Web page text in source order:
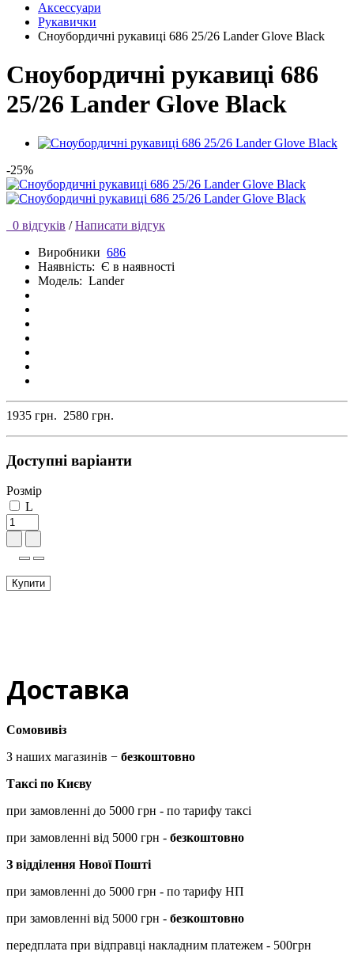
Аксессуари
Рукавички
Сноубордичні рукавиці 686 25/26 Lander Glove Black
Сноубордичні рукавиці 686
25/26 Lander Glove Black
-25%
0 відгуків / Написати відгук
Виробники 686
Наявність: Є в наявності
Модель: Lander
1935 грн. 2580 грн.
Доступні варіанти
Розмір
L
Купити
Доставка
Сомовивіз
З наших магазинів − безкоштовно
Таксі по Києву
при замовленні до 5000 грн - по тарифу таксі
при замовленні від 5000 грн - безкоштовно
З відділення Нової Пошті
при замовленні до 5000 грн - по тарифу НП
при замовленні від 5000 грн - безкоштовно
передплата при відправці накладним платежем - 500грн